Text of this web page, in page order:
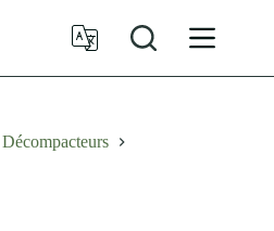
Décompacteurs